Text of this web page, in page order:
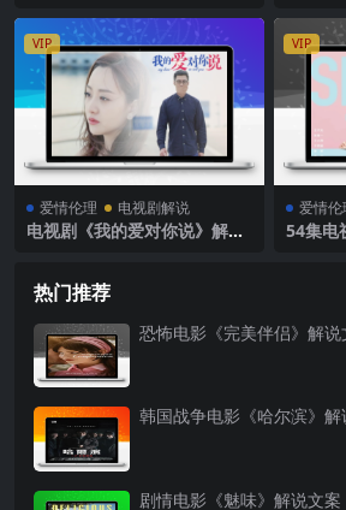
VIP
爱情伦理 电视剧解说
电视剧《我的爱对你说》解说
VIP
爱情伦
54集电
热门推荐
恐怖电影《完美伴侣》解说
韩国战争电影《哈尔滨》解
剧情电影《魅味》解说文案